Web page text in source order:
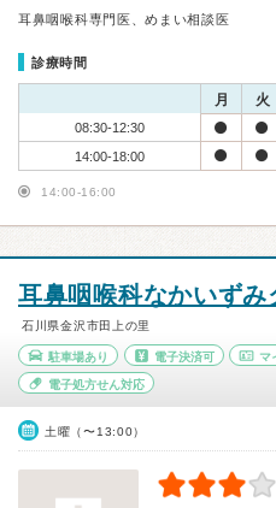
耳鼻咽喉科専門医、めまい相談医
診療時間
月 火
08:30-12:30
14:00-18:00
14:00-16:00
耳鼻咽喉科なかいずみ
石川県金沢市田上の里
駐車場あり 電子決済可 マ
電子処方せん対応
土曜（〜13:00）